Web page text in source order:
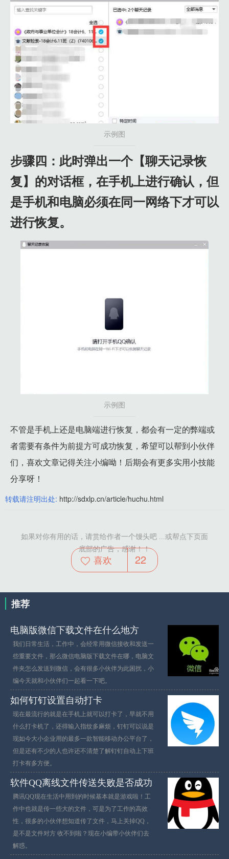
示例图
步骤四：此时弹出一个【聊天记录恢
复】的对话框，在手机上进行确认，但
是手机和电脑必须在同一网络下才可以
进行恢复。
示例图
不管是手机上还是电脑端进行恢复，都会有一定的弊端或
者需要有条件为前提方可成功恢复，希望可以帮到小伙伴
们，喜欢文章记得关注小编呦！后期会有更多实用小技能
分享呀！
转载请注明出处: http://sdxlp.cn/article/huchu.html
如果对你有用的话，请赏给作者一个馒头吧 ...或帮点下页面
底部的广告，感谢！！
喜欢 22
推荐
电脑版微信下载文件在什么地方
我们日常生活，工作中，会经常用微信接收和发送一
些重要文件，那么微信电脑版下载文件在哪，电脑文
件夹怎么发送到微信，会有很多小伙伴为此困扰，小
编今天就和小伙伴们一起看一下吧。
如何钉钉设置自动打卡
现在最流行的就是在手机上就可以打卡了，早就不用
什么打卡机了，还得输入指纹多麻烦，钉钉可以说是
现如今大小企业用的最多一款智能移动办公平台了，
但是还有不少的人也许还不清楚了解钉钉自动上下班
打卡有多方便。
软件QQ离线文件传送失败是否成功
腾讯QQ现在生活中用到的时候基本就是游戏啦！工
作中也就是传一些大的文件，可是为了工作的高效
性，很多的小伙伴想知道传了文件，马上关掉QQ，
是不是文件对方 收不到啦？现在小编带小伙伴们去
解惑。